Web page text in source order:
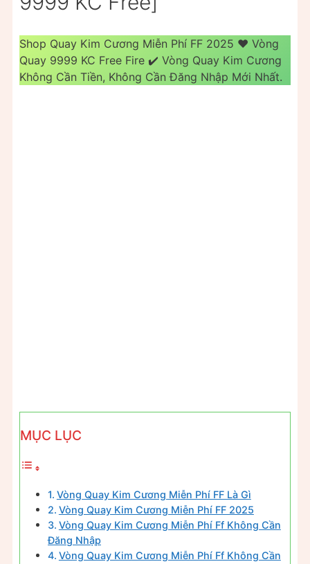
Shop Quay Kim Cương Miễn Phí FF 2025 ❤️ Vòng
Quay 9999 KC Free Fire ✔️ Vòng Quay Kim Cương
Không Cần Tiền, Không Cần Đăng Nhập Mới Nhất.
MỤC LỤC
Vòng Quay Kim Cương Miễn Phí FF Là Gì
Vòng Quay Kim Cương Miễn Phí FF 2025
Vòng Quay Kim Cương Miễn Phí Ff Không Cần
Đăng Nhập
Vòng Quay Kim Cương Miễn Phí Ff Không Cần